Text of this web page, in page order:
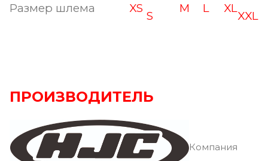
Размер шлема XS
S
M L XL
XXL
ПРОИЗВОДИТЕЛЬ
Компания